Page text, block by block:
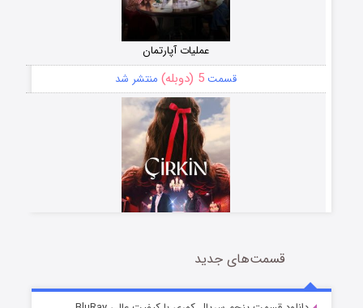
عملیات آپارتمان
قسمت5 (دوبله) منتشر شد
سریال زشت
قسمت2 (زیرنویس) منتشر شد
قسمت‌های جدید